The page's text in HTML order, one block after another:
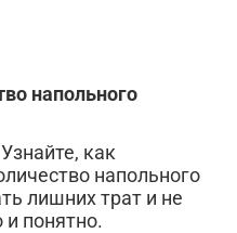
напольного
как
напольного
лишних трат и не
и понятно.